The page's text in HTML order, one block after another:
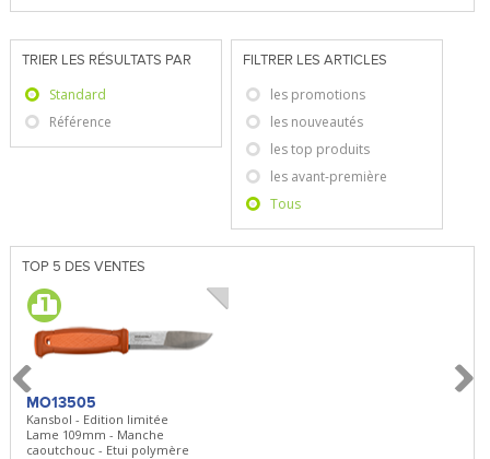
TRIER LES RÉSULTATS PAR
Standard
Référence
FILTRER LES ARTICLES
les promotions
les nouveautés
les top produits
les avant-première
Tous
TOP 5 DES VENTES
MO13505
Kansbol - Edition limitée
Lame 109mm - Manche
caoutchouc - Etui polymère